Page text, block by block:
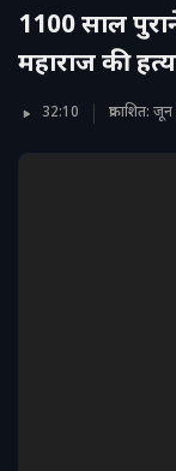
1100 साल
महाराज की
32:10 प्रकाशित: